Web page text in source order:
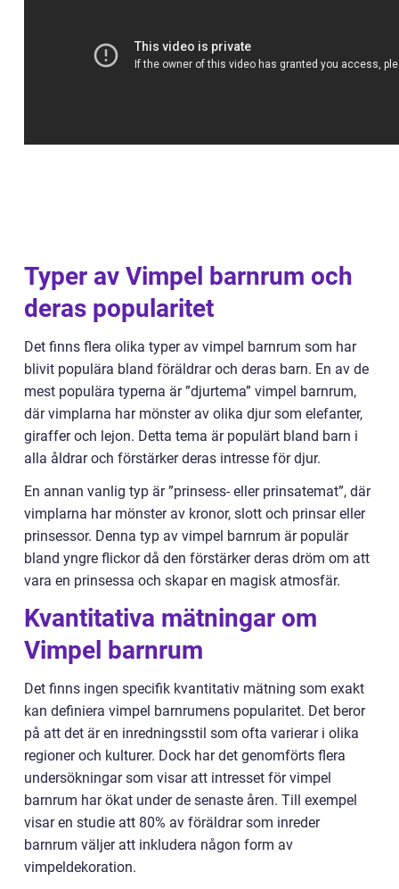
Typer av Vimpel barnrum och
deras popularitet
Det finns flera olika typer av vimpel barnrum som har
blivit populära bland föräldrar och deras barn. En av de
mest populära typerna är ”djurtema” vimpel barnrum,
där vimplarna har mönster av olika djur som elefanter,
giraffer och lejon. Detta tema är populärt bland barn i
alla åldrar och förstärker deras intresse för djur.
En annan vanlig typ är ”prinsess- eller prinsatemat”, där
vimplarna har mönster av kronor, slott och prinsar eller
prinsessor. Denna typ av vimpel barnrum är populär
bland yngre flickor då den förstärker deras dröm om att
vara en prinsessa och skapar en magisk atmosfär.
Kvantitativa mätningar om
Vimpel barnrum
Det finns ingen specifik kvantitativ mätning som exakt
kan definiera vimpel barnrumens popularitet. Det beror
på att det är en inredningsstil som ofta varierar i olika
regioner och kulturer. Dock har det genomförts flera
undersökningar som visar att intresset för vimpel
barnrum har ökat under de senaste åren. Till exempel
visar en studie att 80% av föräldrar som inreder
barnrum väljer att inkludera någon form av
vimpeldekoration.